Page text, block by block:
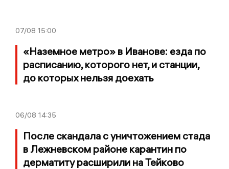
07/08 15:00
«Наземное метро» в Иванове: езда по
расписанию, которого нет, и станции,
до которых нельзя доехать
06/08 14:35
После скандала с уничтожением стада
в Лежневском районе карантин по
дерматиту расширили на Тейково